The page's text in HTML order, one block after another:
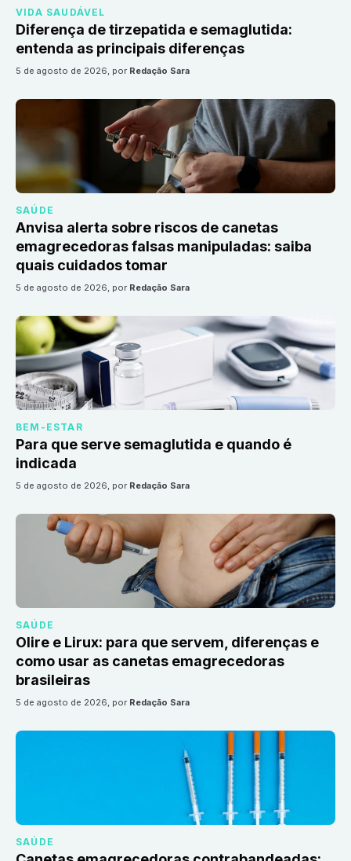
VIDA SAUDÁVEL
Diferença de tirzepatida e semaglutida:
entenda as principais diferenças
5 de agosto de 2026, por Redação Sara
SAÚDE
Anvisa alerta sobre riscos de canetas
emagrecedoras falsas manipuladas: saiba
quais cuidados tomar
5 de agosto de 2026, por Redação Sara
BEM-ESTAR
Para que serve semaglutida e quando é
indicada
5 de agosto de 2026, por Redação Sara
SAÚDE
Olire e Lirux: para que servem, diferenças e
como usar as canetas emagrecedoras
brasileiras
5 de agosto de 2026, por Redação Sara
SAÚDE